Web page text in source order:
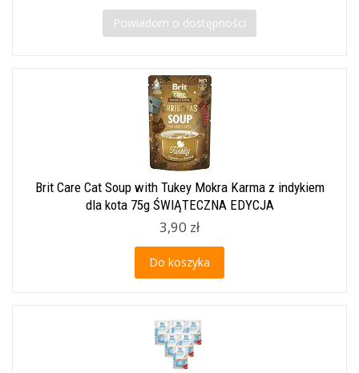
Powiadom o dostępności
Brit Care Cat Soup with Tukey Mokra Karma z indykiem
dla kota 75g ŚWIĄTECZNA EDYCJA
3,90 zł
Do koszyka